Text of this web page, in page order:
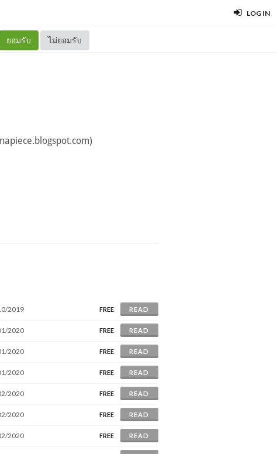
LOG IN
ยอมรับ ไม่ยอมรับ
2019 FREE READ
2020 FREE READ
2020 FREE READ
2020 FREE READ
2020 FREE READ
2020 FREE READ
2020 FREE READ